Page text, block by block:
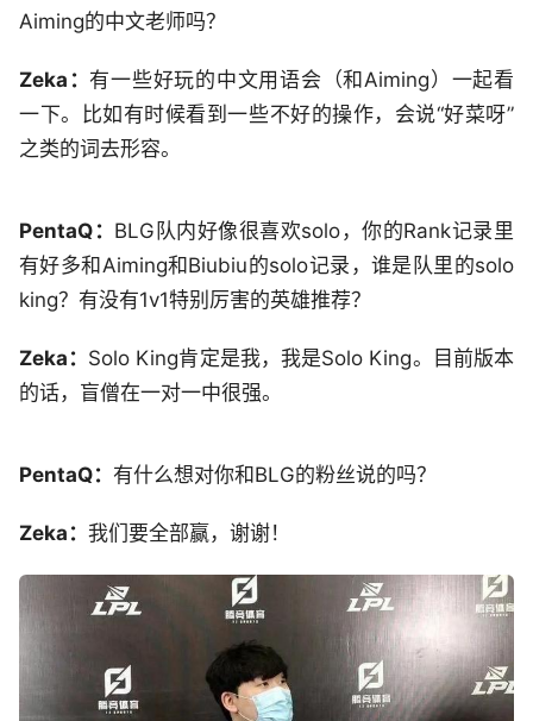
Aiming的中文老师吗？
Zeka： 有一些好玩的中文用语会（和Aiming）一起看
一下。比如有时候看到一些不好的操作，会说“好菜呀”
之类的词去形容。
PentaQ： BLG队内好像很喜欢solo，你的Rank记录里
有好多和Aiming和Biubiu的solo记录，谁是队里的solo
king？有没有1v1特别厉害的英雄推荐？
Zeka： Solo King肯定是我，我是Solo King。目前版本
的话，盲僧在一对一中很强。
PentaQ： 有什么想对你和BLG的粉丝说的吗？
Zeka： 我们要全部赢，谢谢！